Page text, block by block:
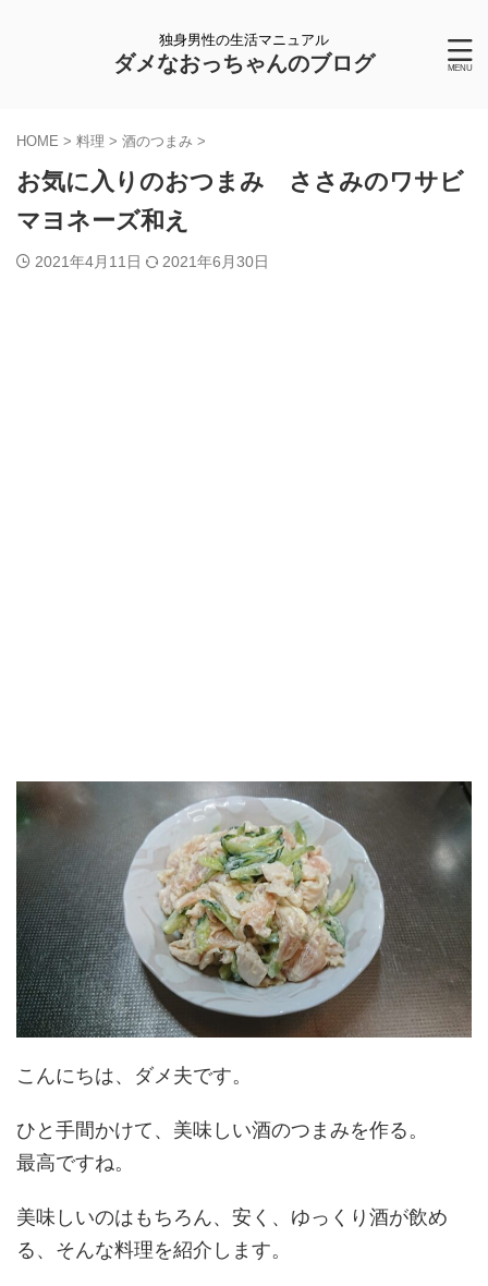
独身男性の生活マニュアル
ダメなおっちゃんのブログ
HOME > 料理 > 酒のつまみ >
お気に入りのおつまみ ささみのワサビ
マヨネーズ和え
2021年4月11日 2021年6月30日
こんにちは、ダメ夫です。
ひと手間かけて、美味しい酒のつまみを作る。
最高ですね。
美味しいのはもちろん、安く、ゆっくり酒が飲め
る、そんな料理を紹介します。